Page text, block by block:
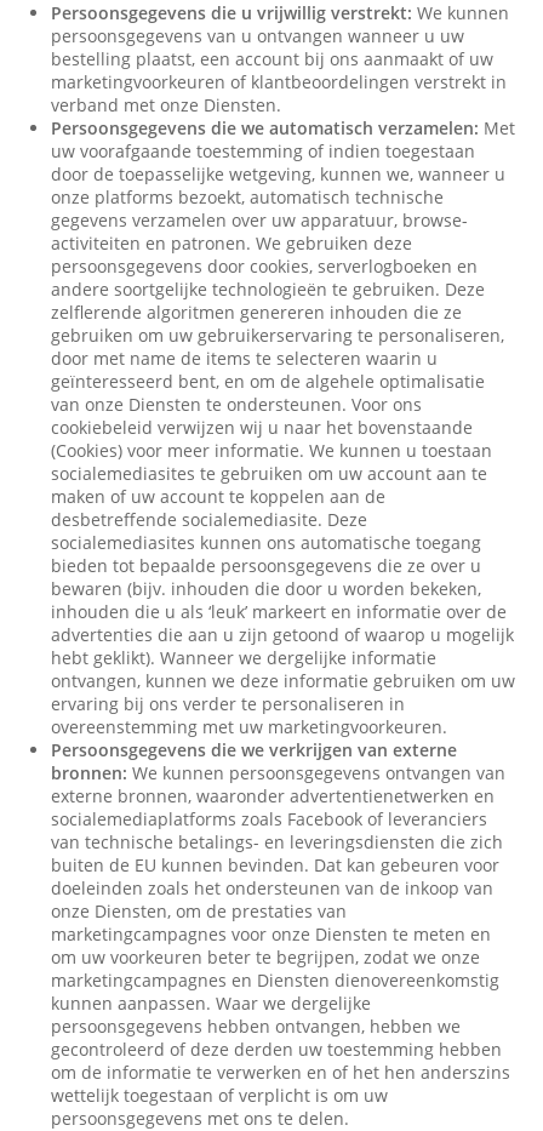
Persoonsgegevens die u vrijwillig verstrekt: We kunnen
persoonsgegevens van u ontvangen wanneer u uw
bestelling plaatst, een account bij ons aanmaakt of uw
marketingvoorkeuren of klantbeoordelingen verstrekt in
verband met onze Diensten.
Persoonsgegevens die we automatisch verzamelen: Met
uw voorafgaande toestemming of indien toegestaan
door de toepasselijke wetgeving, kunnen we, wanneer u
onze platforms bezoekt, automatisch technische
gegevens verzamelen over uw apparatuur, browse-
activiteiten en patronen. We gebruiken deze
persoonsgegevens door cookies, serverlogboeken en
andere soortgelijke technologieën te gebruiken. Deze
zelflerende algoritmen genereren inhouden die ze
gebruiken om uw gebruikerservaring te personaliseren,
door met name de items te selecteren waarin u
geïnteresseerd bent, en om de algehele optimalisatie
van onze Diensten te ondersteunen. Voor ons
cookiebeleid verwijzen wij u naar het bovenstaande
(Cookies) voor meer informatie. We kunnen u toestaan
socialemediasites te gebruiken om uw account aan te
maken of uw account te koppelen aan de
desbetreffende socialemediasite. Deze
socialemediasites kunnen ons automatische toegang
bieden tot bepaalde persoonsgegevens die ze over u
bewaren (bijv. inhouden die door u worden bekeken,
inhouden die u als ‘leuk’ markeert en informatie over de
advertenties die aan u zijn getoond of waarop u mogelijk
hebt geklikt). Wanneer we dergelijke informatie
ontvangen, kunnen we deze informatie gebruiken om uw
ervaring bij ons verder te personaliseren in
overeenstemming met uw marketingvoorkeuren.
Persoonsgegevens die we verkrijgen van externe
bronnen: We kunnen persoonsgegevens ontvangen van
externe bronnen, waaronder advertentienetwerken en
socialemediaplatforms zoals Facebook of leveranciers
van technische betalings- en leveringsdiensten die zich
buiten de EU kunnen bevinden. Dat kan gebeuren voor
doeleinden zoals het ondersteunen van de inkoop van
onze Diensten, om de prestaties van
marketingcampagnes voor onze Diensten te meten en
om uw voorkeuren beter te begrijpen, zodat we onze
marketingcampagnes en Diensten dienovereenkomstig
kunnen aanpassen. Waar we dergelijke
persoonsgegevens hebben ontvangen, hebben we
gecontroleerd of deze derden uw toestemming hebben
om de informatie te verwerken en of het hen anderszins
wettelijk toegestaan of verplicht is om uw
persoonsgegevens met ons te delen.